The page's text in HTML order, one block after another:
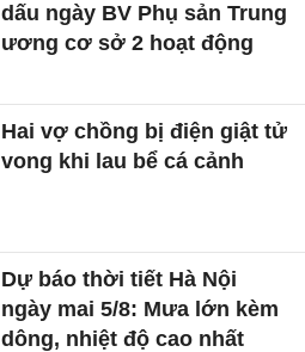
dấu ngày BV Phụ sản Trung
ương cơ sở 2 hoạt động
Hai vợ chồng bị điện giật tử
vong khi lau bể cá cảnh
Dự báo thời tiết Hà Nội
ngày mai 5/8: Mưa lớn kèm
dông, nhiệt độ cao nhất